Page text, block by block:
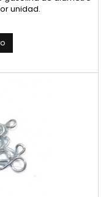
unidad.